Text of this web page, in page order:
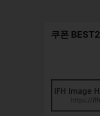
쿠폰 BEST2